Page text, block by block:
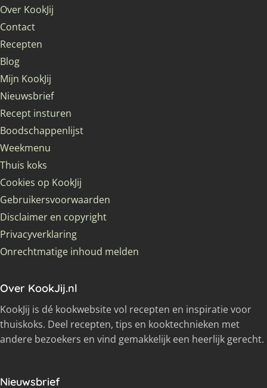
Over KookJij
Contact
Recepten
Blog
Mijn KookJij
Nieuwsbrief
Recept insturen
Boodschappenlijst
Weekmenu
Thuis koks
Cookies op KookJij
Gebruikersvoorwaarden
Disclaimer en copyright
Privacyverklaring
Onrechtmatige inhoud melden
Over KookJij.nl
KookJij is dé kookwebsite vol recepten en inspiratie voor
thuiskoks. Deel recepten, tips en kooktechnieken met
andere bezoekers en vind gemakkelijk een heerlijk gerecht.
Nieuwsbrief